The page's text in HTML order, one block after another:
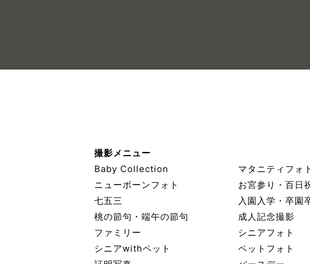
撮影メニュー
Baby Collection
マタニティフォ
ニューボーンフォト
お宮参り・百日
七五三
入園入学・卒園
桃の節句・端午の節句
成人記念撮影
ファミリー
シニアフォト
シニアwithペット
ペットフォト